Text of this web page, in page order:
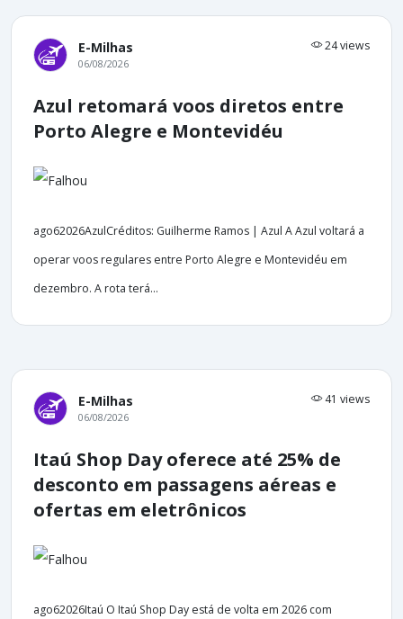
E-Milhas 24 views
06/08/2026
Azul retomará voos diretos entre
Porto Alegre e Montevidéu
ago62026AzulCréditos: Guilherme Ramos | Azul A Azul voltará a
operar voos regulares entre Porto Alegre e Montevidéu em
dezembro. A rota terá...
E-Milhas 41 views
06/08/2026
Itaú Shop Day oferece até 25% de
desconto em passagens aéreas e
ofertas em eletrônicos
ago62026Itaú O Itaú Shop Day está de volta em 2026 com